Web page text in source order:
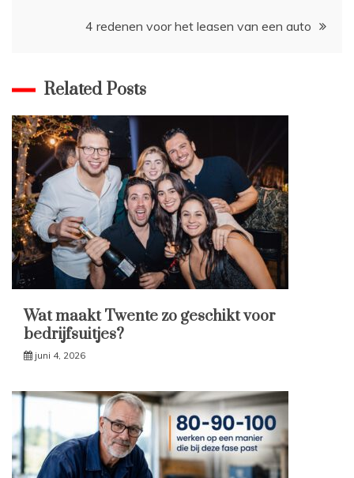
4 redenen voor het leasen van een auto
Related Posts
Wat maakt Twente zo geschikt voor
bedrijfsuitjes?
juni 4, 2026